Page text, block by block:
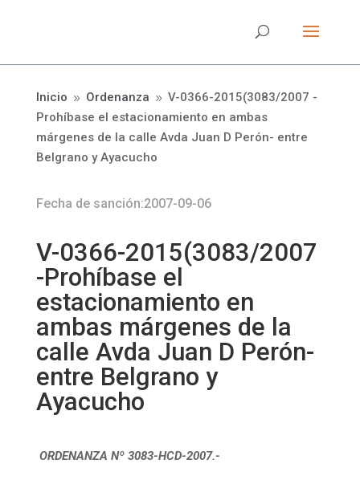
Inicio 9 Ordenanza 9 V-0366-2015(3083/2007 -
Prohíbase el estacionamiento en ambas
márgenes de la calle Avda Juan D Perón- entre
Belgrano y Ayacucho
Fecha de sanción:2007-09-06
V-0366-2015(3083/2007
-Prohíbase el
estacionamiento en
ambas márgenes de la
calle Avda Juan D Perón-
entre Belgrano y
Ayacucho
ORDENANZA Nº 3083-HCD-2007.-